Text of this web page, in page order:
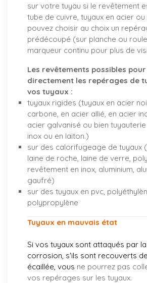
sur votre tuyau si le revêtement
tube de cuivre, tuyaux en acier ou
pouvez choisir au choix un
prédécoupé (sur planche ou
marqueur continu pour plus de
Les revêtements possibles
directement les repérages de
vos tuyaux :
tuyaux rigides (tuyaux en acier
carbone, en acier allié, en acier
acier galvanisé ou bien
inox ou en laiton.)
sur des calorifugeage de tuyaux
laine de roche, laine de verre,
revêtement en inox, aluminium,
gaufré)
sur des tuyaux en pvc,
polypropylène
Tuyaux en mauvais état
Si vos tuyaux sont attaqués par
corrosion, s'ils sont recouverts
écaillée, vous ne pourrez pas
vos repérages sur les tuyaux.